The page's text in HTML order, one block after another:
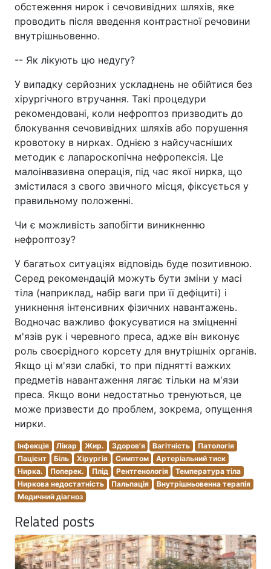
обстеження нирок і сечовивідних шляхів, яке
проводить після введення контрастної речовини
внутрішньовенно.
-- Як лікують цю недугу?
У випадку серйозних ускладнень не обійтися без
хірургічного втручання. Такі процедури
рекомендовані, коли нефроптоз призводить до
блокування сечовивідних шляхів або порушення
кровотоку в нирках. Однією з найсучасніших
методик є лапароскопічна нефропексія. Це
малоінвазивна операція, під час якої нирка, що
змістилася з свого звичного місця, фіксується у
правильному положенні.
Чи є можливість запобігти виникненню
нефроптозу?
У багатьох ситуаціях відповідь буде позитивною.
Серед рекомендацій можуть бути зміни у масі
тіла (наприклад, набір ваги при її дефіциті) і
уникнення інтенсивних фізичних навантажень.
Водночас важливо фокусуватися на зміцненні
м'язів рук і черевного преса, адже він виконує
роль своєрідного корсету для внутрішніх органів.
Якщо ці м'язи слабкі, то при піднятті важких
предметів навантаження лягає тільки на м'язи
преса. Якщо вони недостатньо тренуються, це
може призвести до проблем, зокрема, опущення
нирки.
Інфекція Лікар Жир. Здоров'я Вагітність
Патологія
Пацієнт
Біль Хірургія Симптом
Артеріальний тиск
Нирка.
Поперек. Плід Рентгенологія
Температура тіла
Ниркова недостатність
Пальпація
Внутрішньовенна терапія
Медичний діагноз
Related posts